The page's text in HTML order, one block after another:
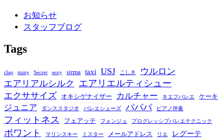
お知らせ
スタッフブログ
Tags
clap miny Secret sexy sirma taxi USJ こしき
ウルロン
エアリアルシルク
エアリエルティシュー
エクササイズ オキシゲナイザー カルチャー キエフバレエ ケーキ
ジュニア ダンススタジオ バレエシューズ パパパ ピアノ伴奏
フィットネス フェアッテ フォンジュ プログレッシブバレエテクニック
ポワント マリンスキー ミスター メールアドレス リエ レグーテ